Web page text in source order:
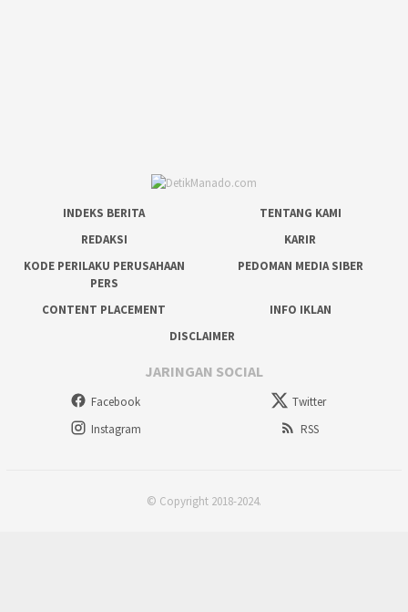
INDEKS BERITA
TENTANG KAMI
REDAKSI
KARIR
KODE PERILAKU PERUSAHAAN
PERS
PEDOMAN MEDIA SIBER
CONTENT PLACEMENT
INFO IKLAN
DISCLAIMER
JARINGAN SOCIAL
Facebook
Twitter
Instagram
RSS
© Copyright 2018-2024.